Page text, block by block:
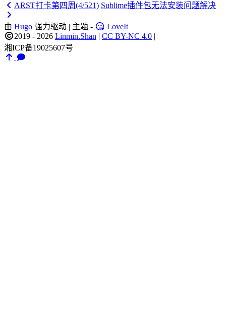
ARST打卡第四周(4/521) Sublime插件包无法安装问题解决
由 Hugo 强力驱动 | 主题 -
LoveIt
2019 - 2026 Linmin.Shan | CC BY-NC 4.0 |
湘ICP备19025607号